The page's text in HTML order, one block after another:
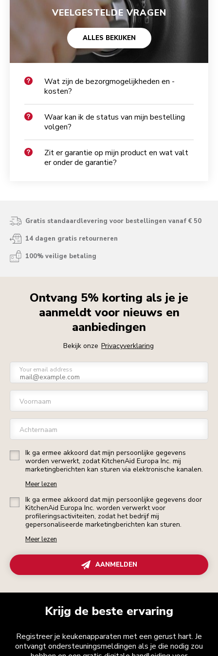
VEELGESTELDE VRAGEN
ALLES BEKIJKEN
Wat zijn de bezorgmogelijkheden en -
kosten?
Waar kan ik de status van mijn bestelling
volgen?
Zit er garantie op mijn product en wat valt
er onder de garantie?
Gratis standaardlevering voor bestellingen vanaf € 50
14 dagen gratis retourneren
100% veilige betaling
Ontvang 5% korting als je je
aanmeldt voor nieuws en
aanbiedingen
Bekijk onze Privacyverklaring
Your email address
Voornaam
Achternaam
Ik ga ermee akkoord dat mijn persoonlijke gegevens
worden verwerkt, zodat KitchenAid Europa Inc. mij
marketingberichten kan sturen via elektronische kanalen.
Meer lezen
Ik ga ermee akkoord dat mijn persoonlijke gegevens door
KitchenAid Europa Inc. worden verwerkt voor
profileringsactiviteiten, zodat het bedrijf mij
gepersonaliseerde marketingberichten kan sturen.
Meer lezen
AANMELDEN
Krijg de beste ervaring
Registreer je keukenapparaten met een gerust hart. Je
ontvangt ondersteuningsmeldingen als je die nodig zou